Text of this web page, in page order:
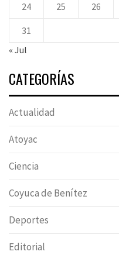
24 25 26
31
« Jul
CATEGORÍAS
Actualidad
Atoyac
Ciencia
Coyuca de Benítez
Deportes
Editorial